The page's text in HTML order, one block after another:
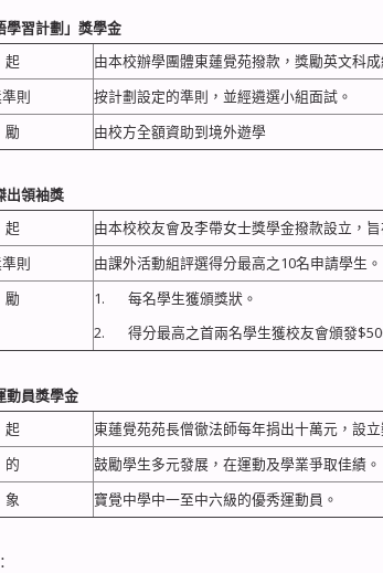
學習計劃」獎學金
起
由本校辦學團體東蓮覺苑撥款，獎勵英文科
則
按計劃設定的準則，並經遴選小組面試。
勵
由校方全額資助到境外遊學
出領袖獎
起
由本校校友會及李帶女士獎學金撥款設立，
則
由課外活動組評選得分最高之10名申請學生。
勵
1. 每名學生獲頒獎狀。
2. 得分最高之首兩名學生獲校友會頒發
動員獎學金
起
東蓮覺苑苑長僧徹法師每年捐出十萬元，設
的
鼓勵學生多元發展，在運動及學業爭取佳績。
象
寶覺中學中一至中六級的優秀運動員。
：